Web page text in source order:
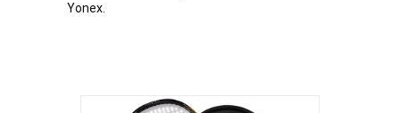
Yonex.